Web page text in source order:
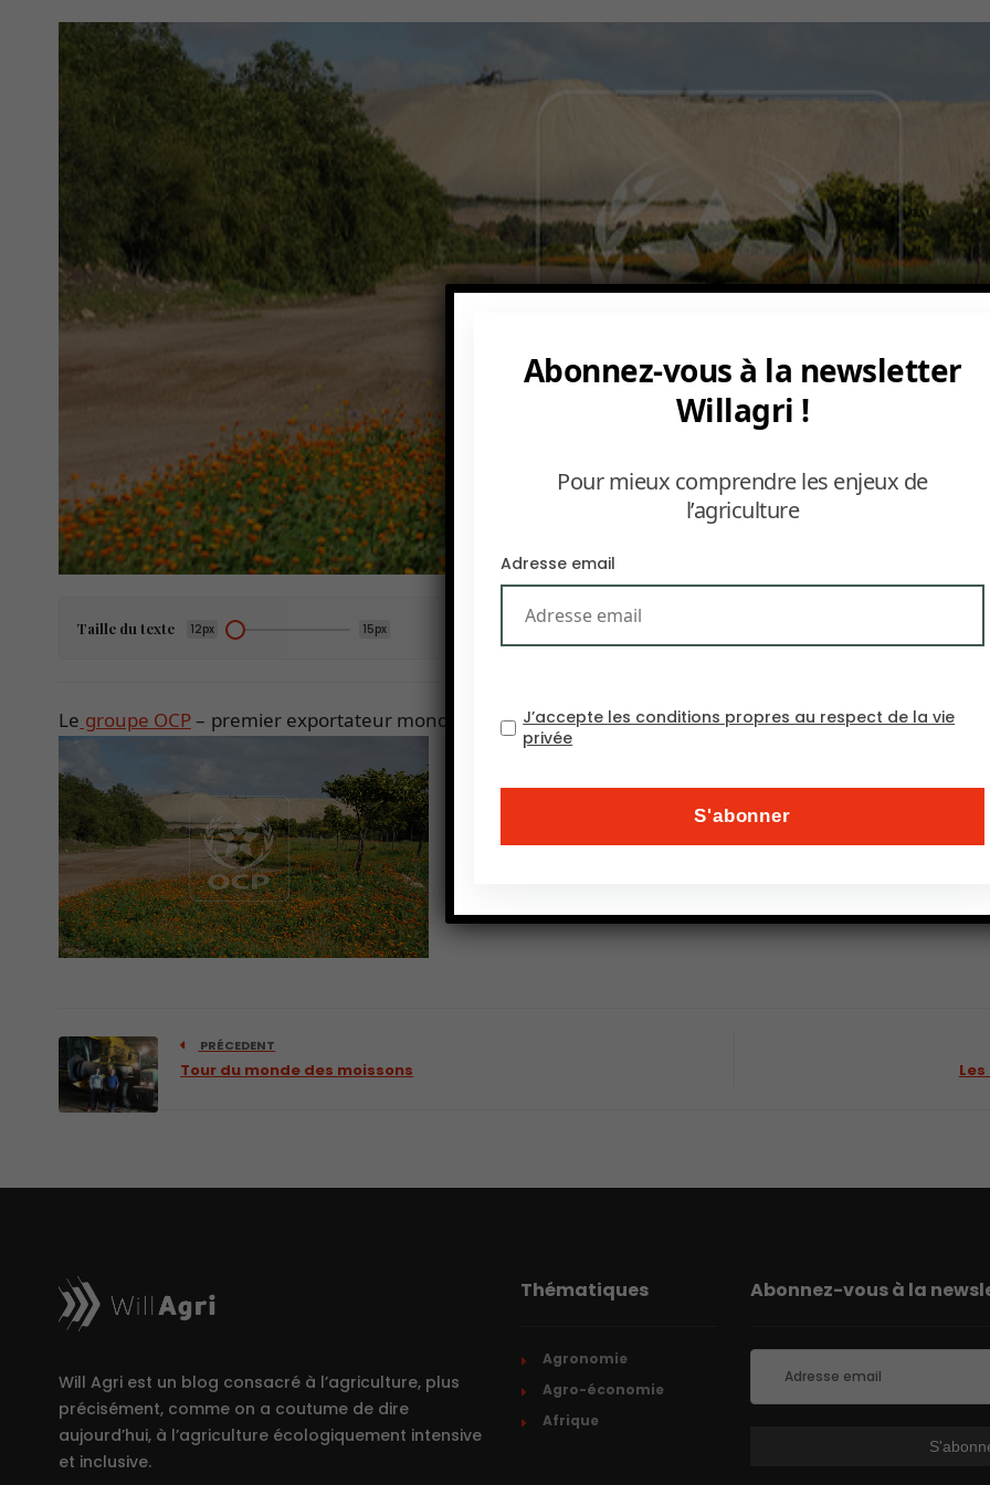
Taille du texte 12px 15px
Le groupe OCP– premier exportateur mondial de phosphate et engrais phosphatés – a reçu
capital de l’espagnol
40 millions d’euros. Créée en 1986, Fertinagro produit et
de production en Espagne et en France et de 40 dans le
PRÉCEDENT
Tour du monde des moissons
Will Agri est un blog consacré à l’agriculture, plus
précisément, comme on a coutume de dire
aujourd’hui, à l’agriculture écologiquement intensive
et inclusive.
Thématiques
Agronomie
Agro-économie
Afrique
Abonnez-vous à la
Abonnez-vous à la newsletter
Willagri !
Pour mieux comprendre les enjeux de
l’agriculture
Adresse email
J’accepte les conditions propres au respect de la vie
privée